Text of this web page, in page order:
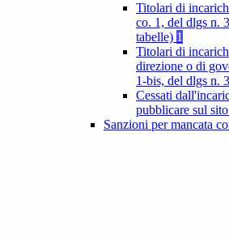
Titolari di
co. 1, del dlgs n.
tabelle) 1
Titolari di
direzione o di
1-bis, del dlgs n.
Cessati
pubblicare sul
Sanzioni per mancata